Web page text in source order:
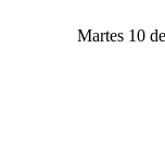
Martes 10